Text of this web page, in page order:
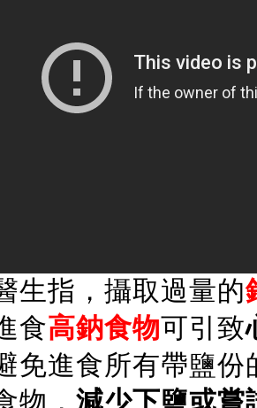
生指，攝取過量的
食高鈉食物可引致
免進食所有帶鹽
物， 減少下鹽或嘗